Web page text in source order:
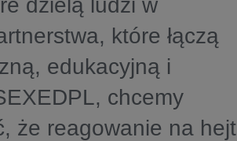
dzielą ludzi w
które łączą
edukacyjną i
chcemy
że reagowanie na hejt